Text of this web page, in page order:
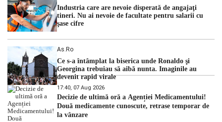
Industria care are nevoie disperată de angajaţi
tineri. Nu ai nevoie de facultate pentru salarii cu
şase cifre
As.ro
Ce s-a întâmplat la biserica unde Ronaldo şi
Georgina trebuiau să aibă nunta. Imaginile au
devenit rapid virale
17:40, 07 Aug 2026
Decizie de ultimă oră a Agenției Medicamentului!
Două medicamente cunoscute, retrase temporar de
la vânzare